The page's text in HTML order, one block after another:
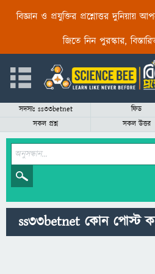
বিজ্ঞান ও প্রযুক্তির প্রশ্নোত্তর দুনিয়ায়
জিতে নিন পুরস্কার,
সদস্যঃ ss33betnet ফিড
সকল প্রশ্ন
সকল উত্তর
ss33betnet কোন পোস্ট